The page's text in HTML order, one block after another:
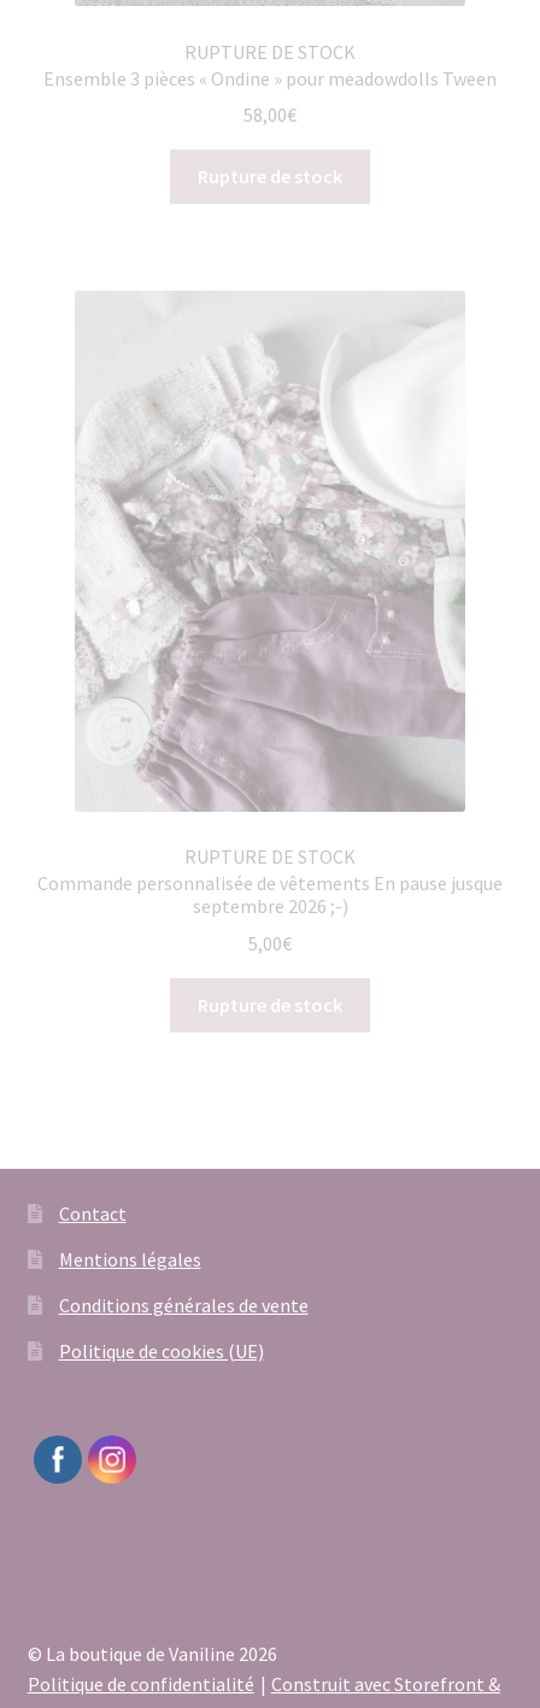
RUPTURE DE STOCK
Ensemble 3 pièces « Ondine » pour meadowdolls Tween
58,00€
Rupture de stock
RUPTURE DE STOCK
Commande personnalisée de vêtements En pause jusque
septembre 2026 ;-)
5,00€
Rupture de stock
Contact
Mentions légales
Conditions générales de vente
Politique de cookies (UE)
© La boutique de Vaniline 2026
Politique de confidentialité
Construit avec Storefront &